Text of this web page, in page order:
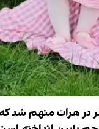
در هرات متهم شد